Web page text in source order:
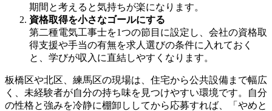
期間と考えると気持ちが楽になります。
資格取得を小さなゴールにする
第二種電気工事士を1つの節目に設定し、会社の資格取
得支援や手当の有無を求人選びの条件に入れておく
と、学びが収入に直結しやすくなります。
板橋区や北区、練馬区の現場は、住宅から公共設備まで幅広
く、未経験者が自分の持ち味を見つけやすい環境です。自分
の性格と強みを冷静に棚卸ししてから応募すれば、「やめと